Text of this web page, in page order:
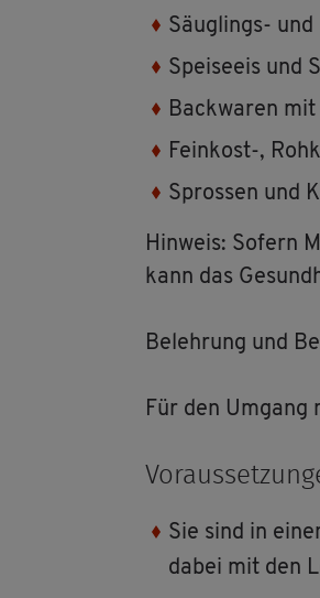
Säug­lings-
Spei­se­eis und
Back­wa­ren
Fein­kost-,
Spros­sen und
Hin­weis: So­fern
kann das
Be­leh­rung und
Für den
Sie sind in
dabei mit den